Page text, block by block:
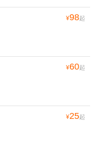
¥98起
¥60起
¥25起